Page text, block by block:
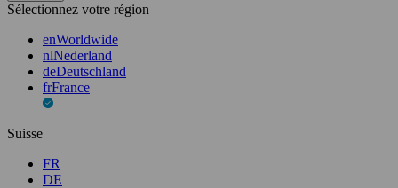
Sélectionnez votre région
enWorldwide
nlNederland
deDeutschland
frFrance
Suisse
FR
DE